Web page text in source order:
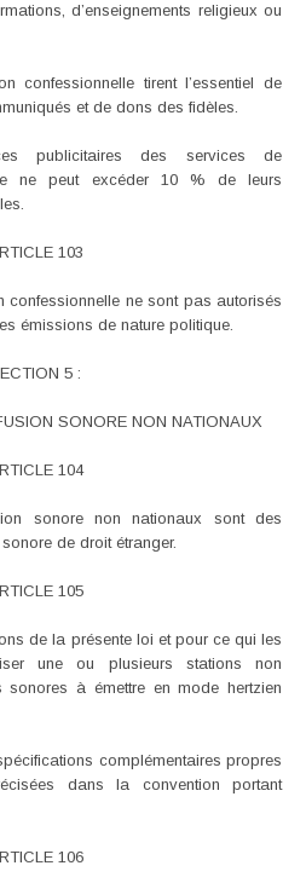
d’enseignements religieux ou
confessionnelle tirent l’essentiel de
et de dons des fidèles.
publicitaires des services de
ne peut excéder 10 % de leurs
103
confessionnelle ne sont pas autorisés
émissions de nature politique.
5 :
SONORE NON NATIONAUX
104
sonore non nationaux sont des
de droit étranger.
105
de la présente loi et pour ce qui les
une ou plusieurs stations non
sonores à émettre en mode hertzien
complémentaires propres
dans la convention portant
106